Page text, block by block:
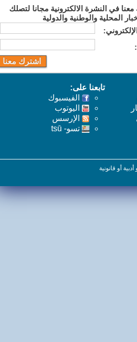
في النشرة الالكترونية مجانا لتصلك
المحلية والوطنية والدولية
تابعنا على:
الفيسبوك
اليوتوب
اﻹرسس
تسو- tsū
أو قانونية